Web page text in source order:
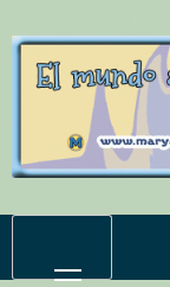
al
contenido
primario